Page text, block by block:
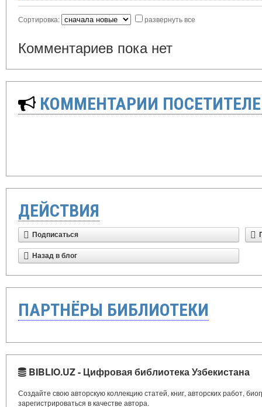
Сортировка: развернуть все
Комментариев пока нет
КОММЕНТАРИИ
ДЕЙСТВИЯ
Подписаться
Назад в блог
ПАРТНЁРЫ БИБЛИОТЕКИ
BIBLIO.UZ - Цифровая библиотека Узбекистана
Создайте свою авторскую коллекцию статей, книг, авторских работ,
зарегистрироваться в качестве автора.